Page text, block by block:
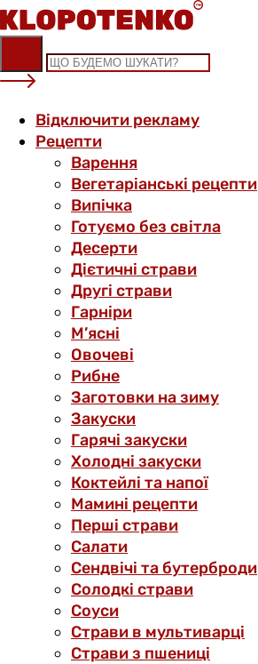
Skip
to
content
Відключити рекламу
Рецепти
Варення
Вегетаріанські рецепти
Випічка
Готуємо без світла
Десерти
Дієтичні страви
Другі страви
Гарніри
М’ясні
Овочеві
Рибне
Заготовки на зиму
Закуски
Гарячі закуски
Холодні закуски
Коктейлі та напої
Мамині рецепти
Перші страви
Салати
Сендвічі та бутерброди
Солодкі страви
Соуси
Страви в мультиварці
Страви з пшениці